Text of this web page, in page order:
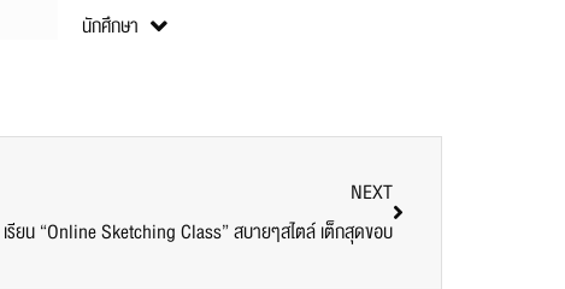
นักศึกษา
NEXT
รียน “Online Sketching Class” สบายๆสไตล์ เต็กสุดขอบ